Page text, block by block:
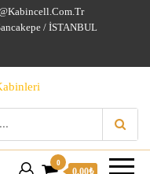
/ İSTANBUL
0
0,00₺